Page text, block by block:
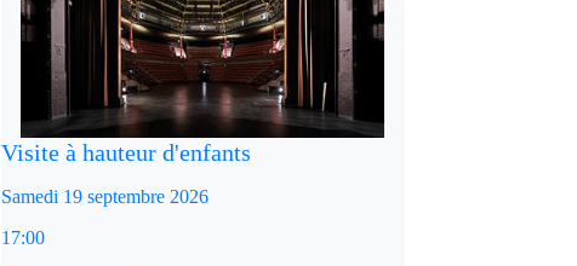
Visite à hauteur d'enfants
Samedi 19 septembre 2026
17:00